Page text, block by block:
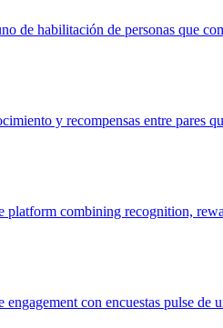
de habilitación de personas que
y recompensas entre pares
platform combining recognition,
engagement con encuestas pulse